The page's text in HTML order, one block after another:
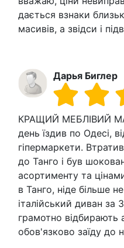
дається взнаки
масивів, а звідси і
Дарья Биглер
КРАЩИЙ МЕБЛІВИЙ
день їздив по Одесі,
гіпермаркети.
до Танго і був
асортименту та
в Танго, ніде більше
італійський диван за
грамотно відбирають
обов'язково заїду до